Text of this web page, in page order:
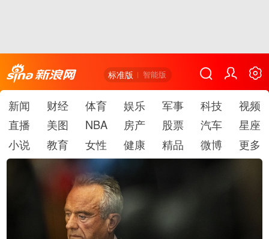
标准版 智能版
新闻 财经 体育 娱乐 军事 科技
视频
直播
美图 NBA 房产 股票 汽车
星座
小说
教育 女性 健康 精品 微博 更多